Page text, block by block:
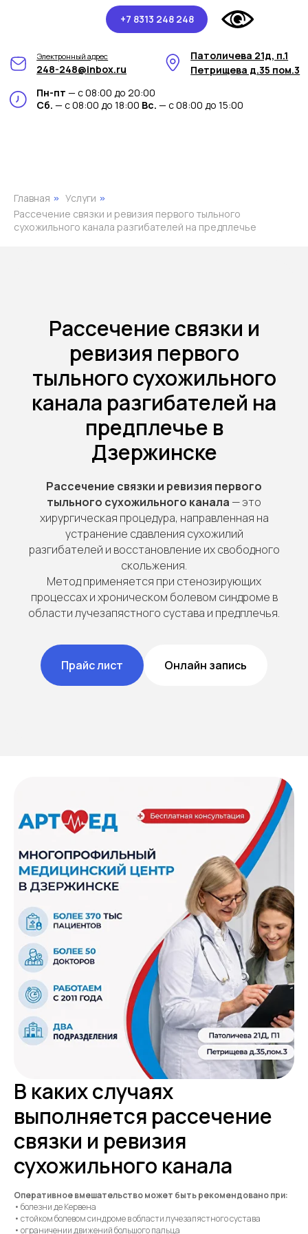
+7 8313 248 248
Пн-пт — с 08:00 до 20:00
Сб.— с 08:00 до 18:00Вс.— с 08:00 до 15:00
Главная » Услуги »
Рассечение связки и ревизия первого тыльного
сухожильного канала разгибателей на предплечье
Рассечение связки и
ревизия первого
тыльного сухожильного
канала разгибателей на
предплечье в
Дзержинске
Рассечение связки и ревизия первого
тыльного сухожильного канала — это
хирургическая процедура, направленная на
устранение сдавления сухожилий
разгибателей и восстановление их свободного
скольжения.
Метод применяется при стенозирующих
процессах и хроническом болевом синдроме в
области лучезапястного сустава и предплечья.
Прайс лист Онлайн запись
В каких случаях
выполняется рассечение
связки и ревизия
сухожильного канала
Оперативное вмешательство может быть рекомендовано при:
• болезни де Кервена
• стойком болевом синдроме в области лучезапястного сустава
• ограничении движений большого пальца